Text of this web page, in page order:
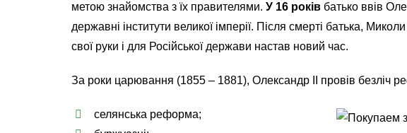
метою знайомства з їх правителями. У 16 років батько ввів
державні інститути великої імперії. Після смерті батька,
свої руки і для Російської держави настав новий час.
За роки царювання (1855 – 1881), Олександр II провів безліч
селянська реформа;